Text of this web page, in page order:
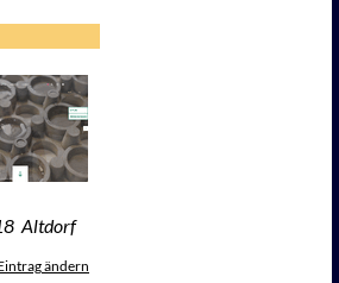
Altdorf
ändern